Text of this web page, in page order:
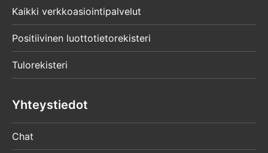
Kaikki verkkoasiointipalvelut
Positiivinen luottotietorekisteri
Tulorekisteri
Yhteystiedot
Chat